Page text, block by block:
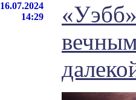
16.07.2024
14:29